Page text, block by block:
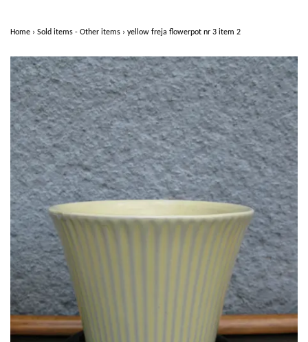
Home › Sold items - Other items › yellow freja flowerpot nr 3 item 2